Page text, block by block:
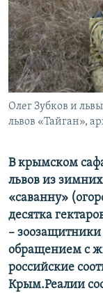
ПОБЕДИТЕЛЕЙ НЕ
ELIFBE
УКРАИНСКАЯ
ПРИСОЕДИНЯЙТЕСЬ!
Все сайты
Олег Зубков и
львов «Тайган»,
В крымском
львов из
«саванну»
десятка
–
обращением с
российские
Крым.Реалии